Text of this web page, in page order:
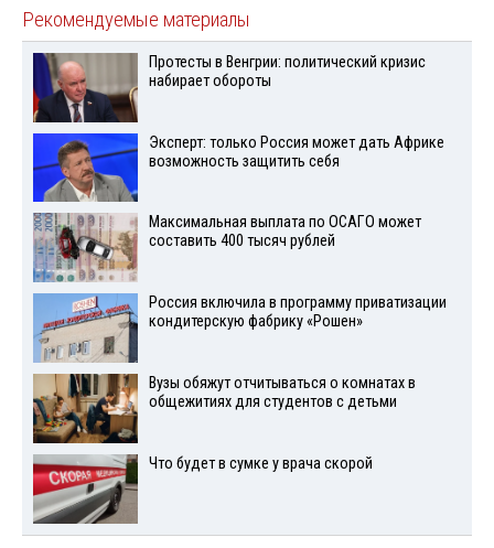
Рекомендуемые материалы
Протесты в Венгрии: политический кризис
набирает обороты
Эксперт: только Россия может дать Африке
возможность защитить себя
Максимальная выплата по ОСАГО может
составить 400 тысяч рублей
Россия включила в программу приватизации
кондитерскую фабрику «Рошен»
Вузы обяжут отчитываться о комнатах в
общежитиях для студентов с детьми
Что будет в сумке у врача скорой